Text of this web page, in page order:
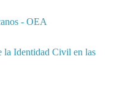
- OEA
la Identidad Civil en las